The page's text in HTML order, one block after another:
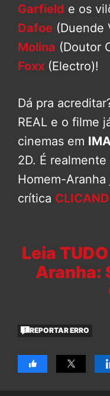
Garfield e os
Dafoe (Duende
Molina (Doutor
Foxx (Electro)!
Dá pra
REAL e o filme
cinemas em
2D. É
Homem-
crítica
Leia
Aranha:
REPORTAR ERRO